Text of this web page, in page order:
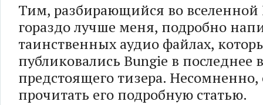
Тим, разбирающийся во вселенной
гораздо лучше меня, подробно
таинственных аудио файлах,
публиковались Bungie в последнее
предстоящего тизера. Несомненно,
прочитать его подробную статью.